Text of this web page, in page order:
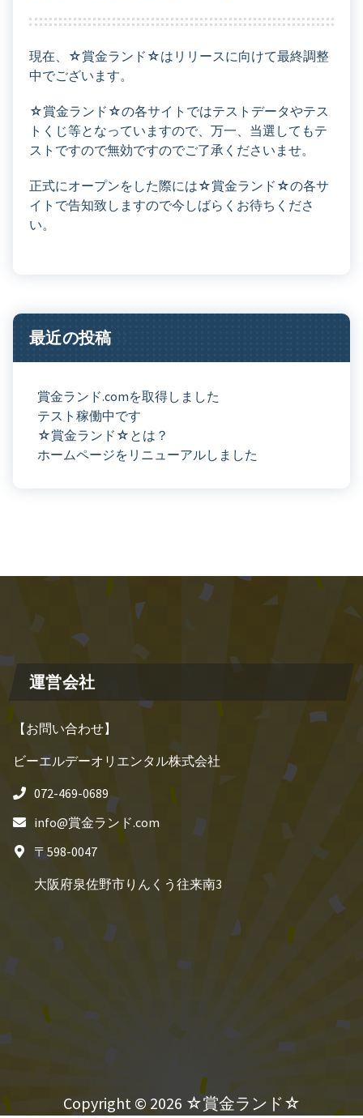
現在、☆賞金ランド☆はリリースに向けて最終調整
中でございます。
☆賞金ランド☆の各サイトではテストデータやテス
トくじ等となっていますので、万一、当選してもテ
ストですので無効ですのでご了承くださいませ。
正式にオープンをした際には☆賞金ランド☆の各サ
イトで告知致しますので今しばらくお待ちくださ
い。
最近の投稿
賞金ランド.comを取得しました
テスト稼働中です
☆賞金ランド☆とは？
ホームページをリニューアルしました
運営会社
【お問い合わせ】
ビーエルデーオリエンタル株式会社
072-469-0689
info@賞金ランド.com
〒598-0047
大阪府泉佐野市りんくう往来南3
Copyright © 2026 ☆賞金ランド☆